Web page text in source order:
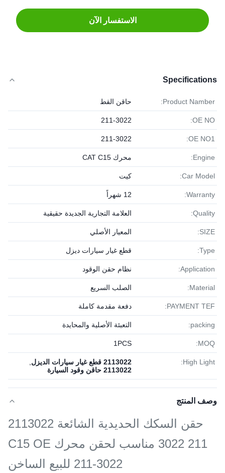
الاستفسار الآن
Specifications
Product Namber: حاقن القط
OE NO:
211-3022
OE NO1:
211-3022
Engine: محرك CAT C15
Car Model: كيت
Warranty: 12 شهراً
Quality: العلامة التجارية الجديدة حقيقية
SIZE: المعيار الأصلي
Type: قطع غيار سيارات ديزل
Application: نظام حقن الوقود
Material: الصلب السريع
PAYMENT TEF: دفعة مقدمة كاملة
packing: التعبئة الأصلية والمحايدة
MOQ:
1PСS
High Light: 2113022 قطع غيار سيارات الديزل
2113022 حاقن وقود السيارة
وصف المنتج
حقن السكك الحديدية الشائعة 2113022
211 3022 مناسب لحقن محرك C15 OE
211-3022 للبيع الساخن